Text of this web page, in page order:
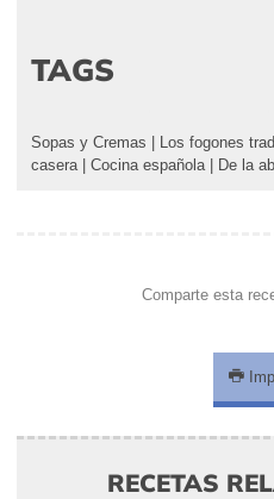
TAGS
Sopas y Cremas Los fogones
casera
Cocina española De la
Comparte esta
RECETAS